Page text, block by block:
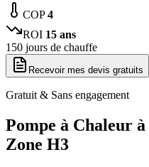
COP4
ROI 15 ans
150 jours de chauffe
Recevoir mes devis gratuits
Gratuit & Sans engagement
Pompe à Chaleur à
Zone H3